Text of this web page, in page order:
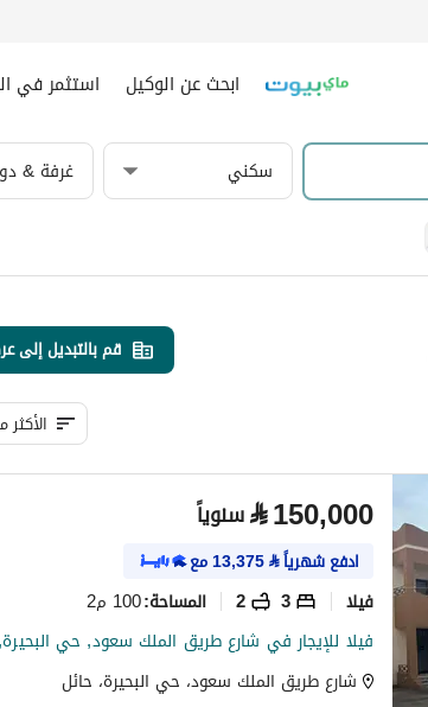
ابحث عن الوكيل استثمر في
سكني غرفة &
قم بالتبديل إلى
⃁150,000 سنوياً
ادفع شهرياً⃁
13,375مع
فیلا 3
2 المساحة:100 م2
شارع طريق الملك سعود، حي البحيرة، حائل